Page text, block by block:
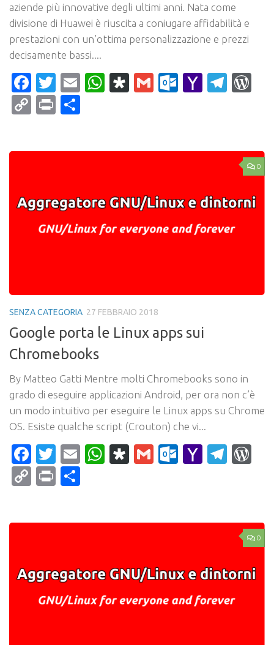
aziende più innovative degli ultimi anni. Nata come
divisione di Huawei è riuscita a coniugare affidabilità e
prestazioni con un’ottima personalizzazione e prezzi
decisamente bassi....
Facebook
Twitter
EmailWhatsApp
Diaspora
Gmail Yahoo
CopyPrint
0
SENZA CATEGORIA 27 FEBBRAIO 2018
Google porta le Linux apps sui
Chromebooks
By Matteo Gatti Mentre molti Chromebooks sono in
grado di eseguire applicazioni Android, per ora non c’è
un modo intuitivo per eseguire le Linux apps su Chrome
OS. Esiste qualche script (Crouton) che vi...
Facebook
Twitter
EmailWhatsApp
Diaspora
Gmail Yahoo
CopyPrint
0